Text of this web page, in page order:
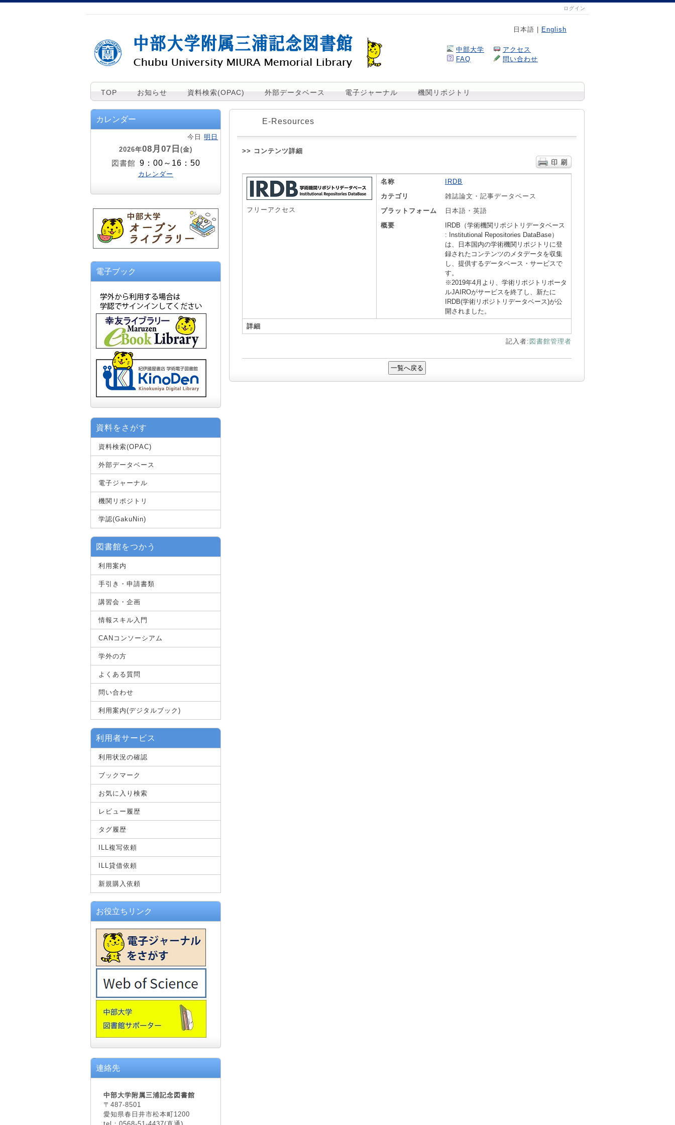
ログイン
日本語 | English
中部大学
アクセス
FAQ
問い合わせ
TOP お知らせ 資料検索(OPAC) 外部データベース 電子ジャーナル 機関リポジトリ
カレンダー
今日 明日
2026年08月07日 (金)
図書館 9：00～16：50
カレンダー
電子ブック
資料をさがす
資料検索(OPAC)
外部データベース
電子ジャーナル
機関リポジトリ
学認(GakuNin)
図書館をつかう
利用案内
手引き・申請書類
講習会・企画
情報スキル入門
CANコンソーシアム
学外の方
よくある質問
問い合わせ
利用案内(デジタルブック)
利用者サービス
利用状況の確認
ブックマーク
お気に入り検索
レビュー履歴
タグ履歴
ILL複写依頼
ILL貸借依頼
新規購入依頼
お役立ちリンク
連絡先
中部大学附属三浦記念図書館
〒487-8501
愛知県春日井市松本町1200
E-Resources
>> コンテンツ詳細
フリーアクセス
名称
IRDB
カテゴリ
雑誌論文・記事データベース
プラットフォーム
日本語・英語
概要
IRDB（学術機関リポジトリデータベース
: Institutional Repositories DataBase）
は、日本国内の学術機関リポジトリに登
録されたコンテンツのメタデータを収集
し、提供するデータベース・サービスで
す。
※2019年4月より、学術リポジトリポータ
ルJAIROがサービスを終了し、新たに
IRDB(学術リポジトリデータベース)が公
開されました。
詳細
記入者: 図書館管理者